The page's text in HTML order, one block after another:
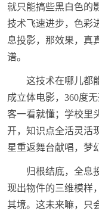
就只能搞些黑白色的
技术飞速进步，色彩
息投影，那效果，真
谱。
这技术在哪儿都
成立体电影，360度
客一看就懂；学校里
开，知识点全活灵活
星重返舞台献唱，梦
归根结底，全息
现出物件的三维模样
其境。这未来嘛，只